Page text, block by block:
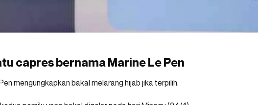
capres bernama Marine Le Pen
mengungkapkan bakal melarang hijab jika terpilih.